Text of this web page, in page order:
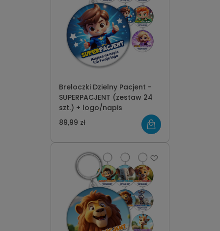
Breloczki Dzielny Pacjent -
SUPERPACJENT (zestaw 24
szt.) + logo/napis
89,99 zł